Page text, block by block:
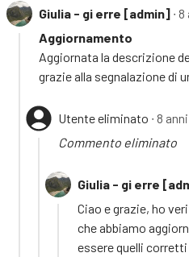
Giulia - gi erre [admin] ∙
Aggiornamento
Aggiornata la descrizione
grazie alla segnalazione di
Utente eliminato ∙ 8
Commento eliminato
Giulia - gi erre
Ciao e grazie, ho
che abbiamo
essere quelli